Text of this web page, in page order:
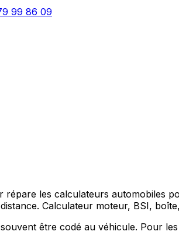
99 86 09
les calculateurs automobiles
Calculateur moteur, BSI,
être codé au véhicule. Pour